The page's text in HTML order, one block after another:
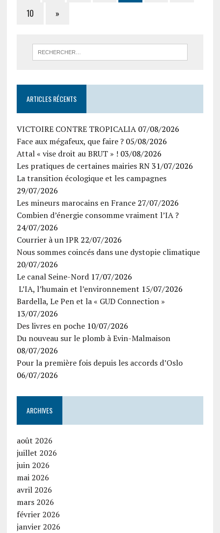
10 »
ARTICLES RÉCENTS
VICTOIRE CONTRE TROPICALIA 07/08/2026
Face aux mégafeux, que faire ? 05/08/2026
Attal « vise droit au BRUT » ! 03/08/2026
Les pratiques de certaines mairies RN 31/07/2026
La transition écologique et les campagnes
29/07/2026
Les mineurs marocains en France 27/07/2026
Combien d’énergie consomme vraiment l’IA ?
24/07/2026
Courrier à un IPR 22/07/2026
Nous sommes coincés dans une dystopie climatique
20/07/2026
Le canal Seine-Nord 17/07/2026
L’IA, l’humain et l’environnement 15/07/2026
Bardella, Le Pen et la « GUD Connection »
13/07/2026
Des livres en poche 10/07/2026
Du nouveau sur le plomb à Evin-Malmaison
08/07/2026
Pour la première fois depuis les accords d’Oslo
06/07/2026
ARCHIVES
août 2026
juillet 2026
juin 2026
mai 2026
avril 2026
mars 2026
février 2026
janvier 2026